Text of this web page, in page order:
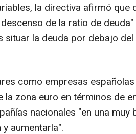
la directiva afirmó que
de la ratio de
situar la deuda por debajo
como empresas
la zona euro en términos de
nacionales "en una muy
aumentarla".